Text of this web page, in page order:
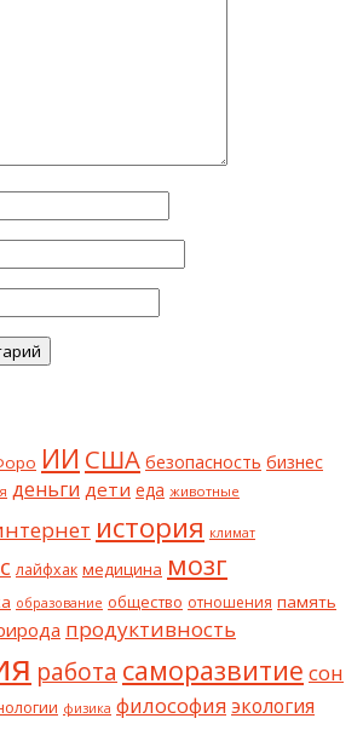
ИИ США безопасность бизнес
деньги дети еда животные
история климат
лайфхак медицина мозг
образование общество отношения память
продуктивность
работа саморазвитие сон
физика философия экология